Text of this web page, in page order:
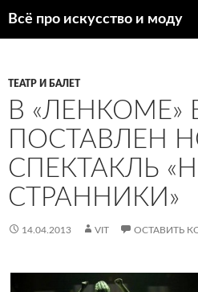
Всё про искусство и моду
ТЕАТР И БАЛЕТ
В «ЛЕНКОМЕ»
ПОСТАВЛЕН
СПЕКТАКЛЬ
СТРАННИКИ»
14.04.2013 VIT ОСТАВИТЬ